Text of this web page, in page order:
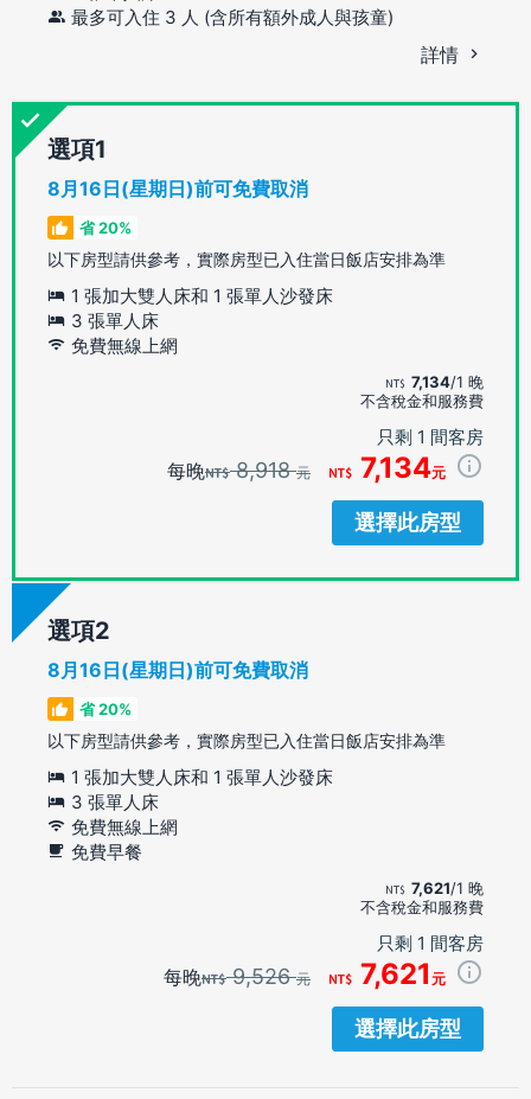
最多可入住 3 人 (含所有額外成人與孩童)
詳情
選項
8月16日(星期日)前可免費取消
省 20%
以下房型請供參考，實際房型已入住當日飯店安排為準
1 張加大雙人床和 1 張單人沙發床
3 張單人床
免費無線上網
7,134/1 晚
不含稅金和服務費
只剩 1 間客房
每晚 8,918元 7,134元
選擇此房型
選項
8月16日(星期日)前可免費取消
省 20%
以下房型請供參考，實際房型已入住當日飯店安排為準
1 張加大雙人床和 1 張單人沙發床
3 張單人床
免費無線上網
免費早餐
7,621/1 晚
不含稅金和服務費
只剩 1 間客房
每晚 9,526元 7,621 元
選擇此房型